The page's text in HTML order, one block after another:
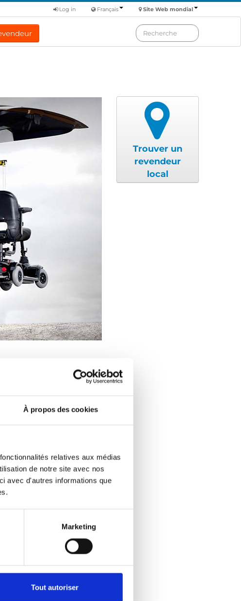
À propos des cookies
relatives aux médias
de notre site avec nos
avec d'autres informations que
Marketing
Tout autoriser
Site Web mondial
Français
Log in
et
lever les
L'élévateur peut
arrière incliné.
et commandés via
de nombreux
ou des
figurant
Trouver un
revendeur
local